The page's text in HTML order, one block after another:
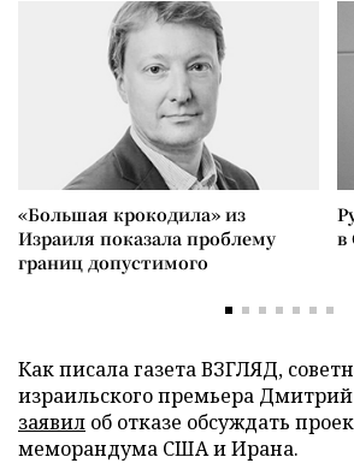
«Большая крокодила» из
Израиля показала проблему
границ допустимого
в
Как писала газета ВЗГЛЯД,
израильского премьера
заявил об отказе обсуждать
меморандума США и Ирана.